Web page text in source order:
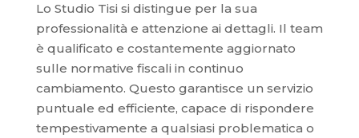
Lo Studio Tisi si distingue per la sua
professionalità e attenzione ai dettagli. Il team
è qualificato e costantemente aggiornato
sulle normative fiscali in continuo
cambiamento. Questo garantisce un servizio
puntuale ed efficiente, capace di rispondere
tempestivamente a qualsiasi problematica o